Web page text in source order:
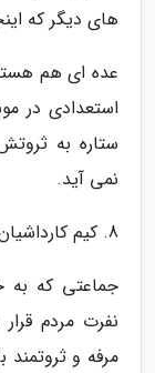
های دیگر که
عده ای هم
استعدادی در
ستاره به
نمی آید.
8. کیم کارداشیان
جماعتی که به
نفرت مردم
مرفه و